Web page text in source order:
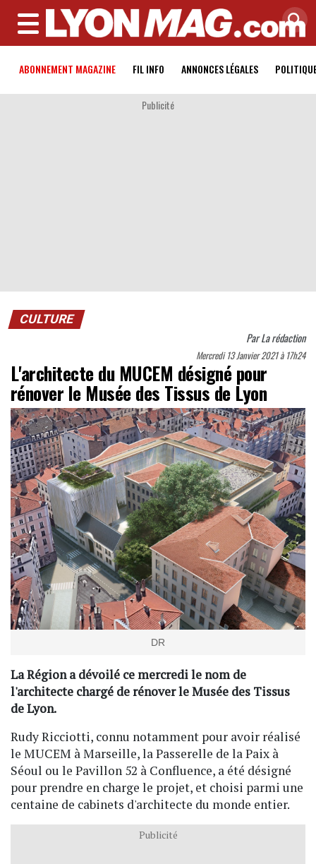
MENU
ABONNEMENT MAGAZINE FIL INFO ANNONCES LÉGALES
Publicité
CULTURE
ParLa rédaction
Mercredi 13 Janvier 2021 à 17h24
L'architecte du MUCEM désigné pour
rénover le Musée des Tissus de Lyon
DR
La Région a dévoilé ce mercredi le nom de
l'architecte chargé de rénover le Musée des Tissus
de Lyon.
Rudy Ricciotti, connu notamment pour avoir réalisé
le MUCEM à Marseille, la Passerelle de la Paix à
Séoul ou le Pavillon 52 à Confluence, a été désigné
pour prendre en charge le projet, et choisi parmi une
centaine de cabinets d'architecte du monde entier.
Publicité